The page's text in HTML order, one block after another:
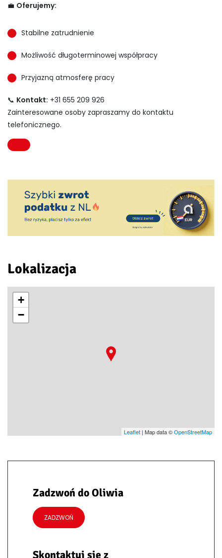
💼 Oferujemy:
Stabilne zatrudnienie
Możliwość długoterminowej współpracy
Przyjazną atmosferę pracy
📞 Kontakt: +31 655 209 926
Zainteresowane osoby zapraszamy do kontaktu
telefonicznego.
Lokalizacja
+
−
Leaflet | Map data ©OpenStreetMap
Zadzwoń do Oliwia
ZADZWOŃ
Skontaktuj się z